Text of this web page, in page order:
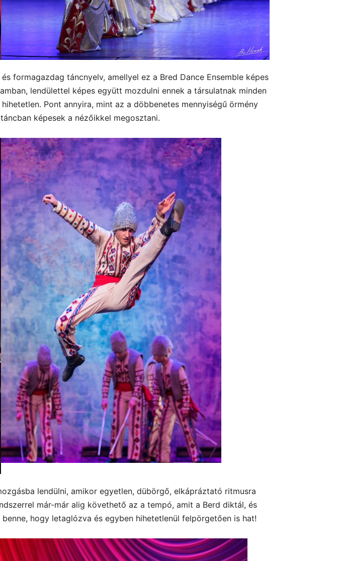
formagazdag táncnyelv, amellyel ez a Bred Dance Ensemble képes
lendülettel képes együtt mozdulni ennek a társulatnak minden
Pont annyira, mint az a döbbenetes mennyiségű örmény
képesek a nézőikkel megosztani.
lendülni, amikor egyetlen, dübörgő, elkápráztató ritmusra
már-már alig követhető az a tempó, amit a Berd diktál, és
hogy letaglózva és egyben hihetetlenül felpörgetően is hat!